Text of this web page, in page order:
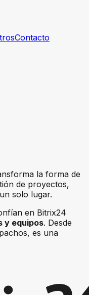
Contacto
la forma de
de proyectos,
solo lugar.
en Bitrix24
y equipos. Desde
es una